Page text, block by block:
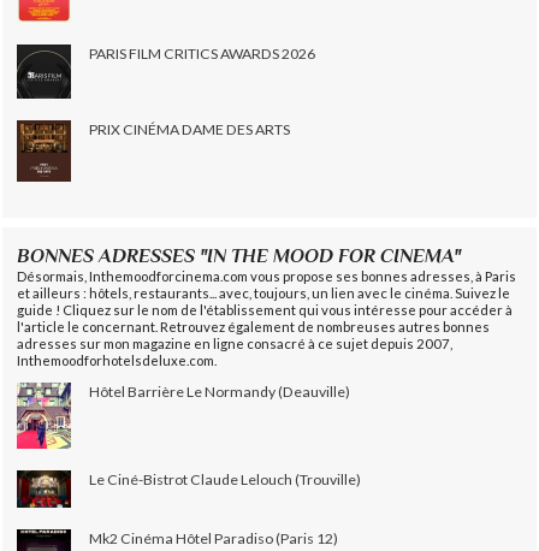
PARIS FILM CRITICS AWARDS 2026
PRIX CINÉMA DAME DES ARTS
BONNES ADRESSES "IN THE MOOD FOR CINEMA"
Désormais, Inthemoodforcinema.com vous propose ses bonnes adresses, à Paris
et ailleurs : hôtels, restaurants... avec, toujours, un lien avec le cinéma. Suivez le
guide ! Cliquez sur le nom de l'établissement qui vous intéresse pour accéder à
l'article le concernant. Retrouvez également de nombreuses autres bonnes
adresses sur mon magazine en ligne consacré à ce sujet depuis 2007,
Inthemoodforhotelsdeluxe.com.
Hôtel Barrière Le Normandy (Deauville)
Le Ciné-Bistrot Claude Lelouch (Trouville)
Mk2 Cinéma Hôtel Paradiso (Paris 12)